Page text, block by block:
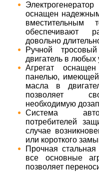
оснащен
вместительным
обеспечивают
довольно
Ручной
двигатель в любых
Агрегат
панелью, имеющей
масла в
позволяет
необходимую
Система
потребителей
случае
или короткого
Прочная
все основные
позволяет